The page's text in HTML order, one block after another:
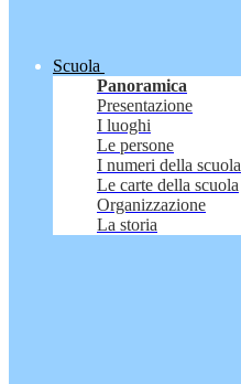
Scuola
Panoramica
Presentazione
I luoghi
Le persone
I numeri della scuola
Le carte della scuola
Organizzazione
La storia